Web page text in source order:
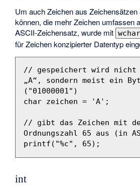
Um auch Zeichen aus
können, die mehr Zeichen umfassen
ASCII-Zeichensatz, wurde mit
für Zeichen konzipierter Datentyp
// gespeichert wird nicht
„A“, sondern meist ein
("01000001")
char zeichen = 'A' ;
// gibt das Zeichen mit
Ordnungszahl 65 aus (in
printf ( "%c" , 65);
int